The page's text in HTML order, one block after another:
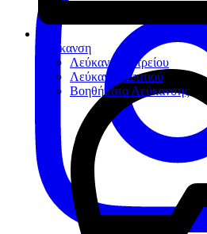
Λεύκανση
Λεύκανση Ιατρείου
Λεύκανση Σπιτιού
Βοηθήματα Λεύκανσης